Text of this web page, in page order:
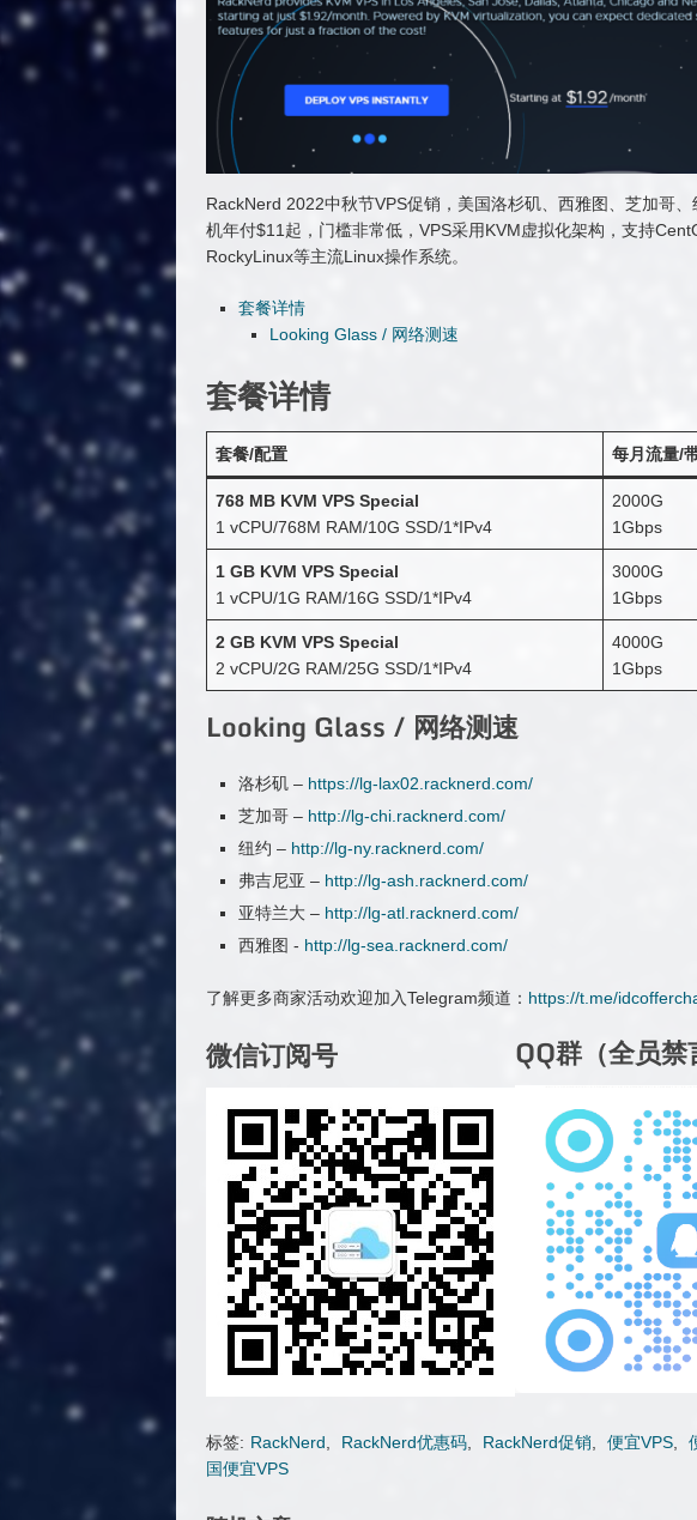
RackNerd 2022中秋节VPS促销，美国洛杉矶、西雅图、芝加哥
机年付$11起，门槛非常低，VPS采用KVM虚拟化架构，支持
RockyLinux等主流Linux操作系统。
套餐详情
Looking Glass / 网络测速
套餐详情
套餐/配置 每月流量/
768 MB KVM VPS Special
1 vCPU/768M RAM/10G SSD/1*IPv4
2000G
1Gbps
1 GB KVM VPS Special
1 vCPU/1G RAM/16G SSD/1*IPv4
3000G
1Gbps
2 GB KVM VPS Special
2 vCPU/2G RAM/25G SSD/1*IPv4
4000G
1Gbps
Looking Glass / 网络测速
洛杉矶 – https://lg-lax02.racknerd.com/
芝加哥 – http://lg-chi.racknerd.com/
纽约 – http://lg-ny.racknerd.com/
弗吉尼亚 – http://lg-ash.racknerd.com/
亚特兰大 – http://lg-atl.racknerd.com/
西雅图 - http://lg-sea.racknerd.com/
了解更多商家活动欢迎加入Telegram频道： https://t.me/
微信订阅号 QQ群（全员禁
标签: RackNerd RackNerd优惠码 RackNerd促销 便宜VPS
国便宜VPS